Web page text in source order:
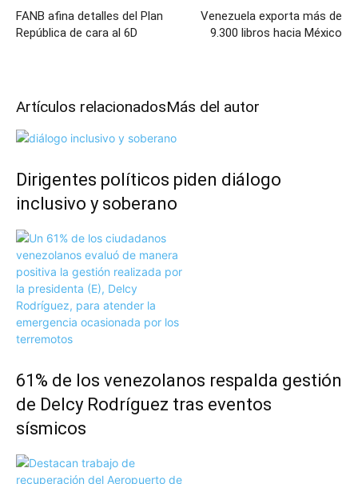
FANB afina detalles del Plan
República de cara al 6D
Venezuela exporta más de
9.300 libros hacia México
Artículos relacionadosMás del autor
Dirigentes políticos piden diálogo
inclusivo y soberano
61% de los venezolanos respalda gestión
de Delcy Rodríguez tras eventos
sísmicos